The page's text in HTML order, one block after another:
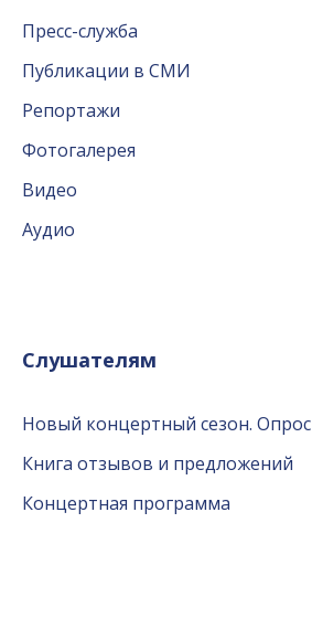
Пресс-служба
Публикации в СМИ
Репортажи
Фотогалерея
Видео
Аудио
Слушателям
Новый концертный сезон. Опрос
Книга отзывов и предложений
Концертная программа